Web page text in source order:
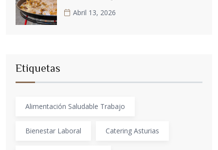
Abril 13, 2026
Etiquetas
Alimentación Saludable Trabajo
Bienestar Laboral Catering Asturias